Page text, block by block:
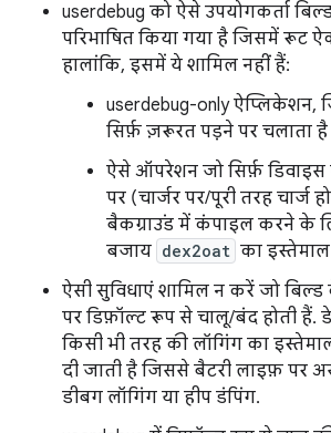
userdebug को ऐसे उपयोगकर्ता
परिभाषित किया गया है जिसमें रूट
हालांकि, इसमें ये शामिल नहीं हैं:
userdebug-only ऐप्लिकेशन,
सिर्फ़ ज़रूरत पड़ने पर चलाता है
ऐसे ऑपरेशन जो सिर्फ़
पर (चार्जर पर/पूरी तरह
बैकग्राउंड में कंपाइल करने के
बजाय dex2oat का
ऐसी सुविधाएं शामिल न करें जो
पर डिफ़ॉल्ट रूप से चालू/बंद होती हैं.
किसी भी तरह की लॉगिंग का
दी जाती है जिससे बैटरी लाइफ़ पर
डीबग लॉगिंग या हीप डंपिंग.